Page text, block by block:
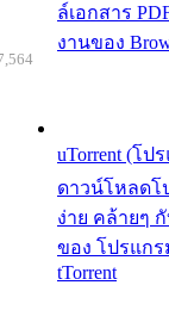
ล์เอกสาร
งานของ
uTorrent (โป
ดาวน์โหลดโ
ง่าย คล้ายๆ
ของ โปรแกร
tTorrent